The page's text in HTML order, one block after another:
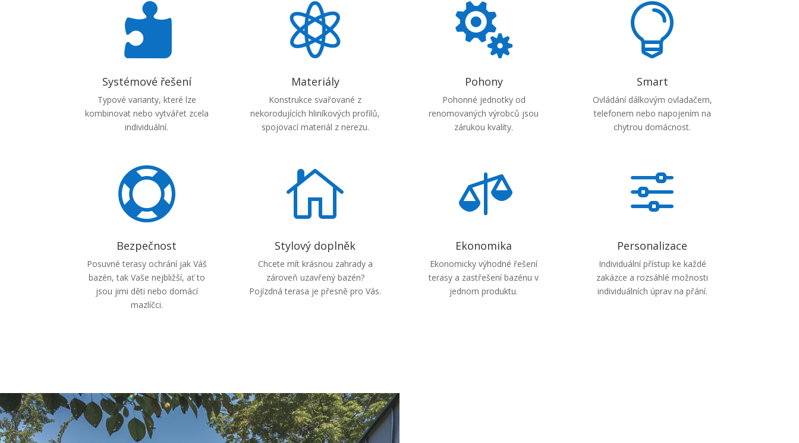

Systémové řešení
Typové varianty, které lze
kombinovat nebo vytvářet zcela
individuální.

Materiály
Konstrukce svařované z
nekorodujících hliníkových profilů,
spojovací materiál z nerezu.

Pohony
Pohonné jednotky od
renomovaných výrobců jsou
zárukou kvality.

Smart
Ovládání dálkovým ovladačem,
telefonem nebo napojením na
chytrou domácnost.

Bezpečnost
Posuvné terasy ochrání jak Váš
bazén, tak Vaše nejbližší, ať to
jsou jimi děti nebo domácí
mazlíčci.

Stylový doplněk
Chcete mít krásnou zahrady a
zároveň uzavřený bazén?
Pojízdná terasa je přesně pro Vás.

Ekonomika
Ekonomicky výhodné řešení
terasy a zastřešení bazénu v
jednom produktu.
f
Personalizace
Individuální přístup ke každé
zakázce a rozsáhlé možnosti
individuálních úprav na přání.